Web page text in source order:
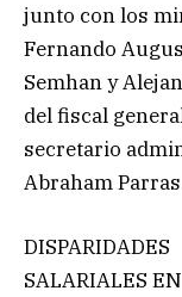
junto con los
Fernando
Semhan y
del fiscal
secretario
Abraham
DISPARIDADES
SALARIALES EN